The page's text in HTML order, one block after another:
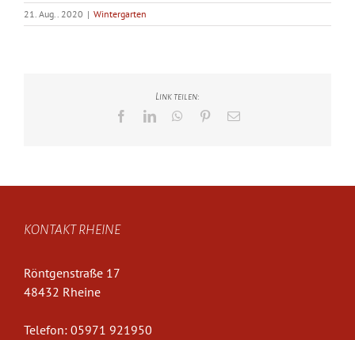
21. Aug.. 2020 | Wintergarten
Link teilen:
FacebookLinkedInWhatsApp
Pinterest
E-
KONTAKT RHEINE
Röntgenstraße 17
48432 Rheine
Telefon: 05971 921950